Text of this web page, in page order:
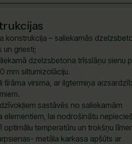
konstrukcija – saliekamās
un griesti;
dzelzsbetona trīsslāņu sienu
mm siltumizolāciju.
tīrāma virsma, ar ilgtermiņa
sastāvēs no saliekamām
elementiem, lai nodrošinātu
optimālu temperatūru un trokšņu
metāla karkasa apšūts ar